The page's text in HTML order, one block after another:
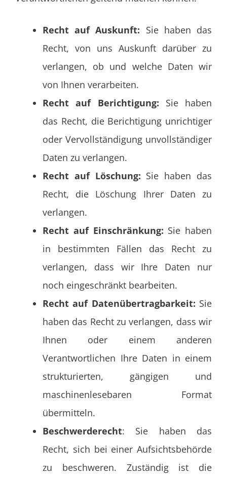
Recht auf Auskunft: Sie haben das
Recht, von uns Auskunft darüber zu
verlangen, ob und welche Daten wir
von Ihnen verarbeiten.
Recht auf Berichtigung: Sie haben
das Recht, die Berichtigung unrichtiger
oder Vervollständigung unvollständiger
Daten zu verlangen.
Recht auf Löschung: Sie haben das
Recht, die Löschung Ihrer Daten zu
verlangen.
Recht auf Einschränkung: Sie haben
in bestimmten Fällen das Recht zu
verlangen, dass wir Ihre Daten nur
noch eingeschränkt bearbeiten.
Recht auf Datenübertragbarkeit: Sie
haben das Recht zu verlangen, dass wir
Ihnen oder einem anderen
Verantwortlichen Ihre Daten in einem
strukturierten, gängigen und
maschinenlesebaren Format
übermitteln.
Beschwerderecht: Sie haben das
Recht, sich bei einer Aufsichtsbehörde
zu beschweren. Zuständig ist die